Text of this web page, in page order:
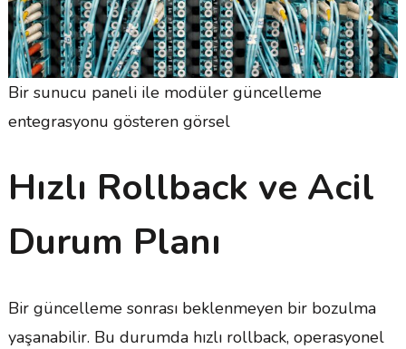
Bir sunucu paneli ile modüler güncelleme
entegrasyonu gösteren görsel
Hızlı Rollback ve Acil
Durum Planı
Bir güncelleme sonrası beklenmeyen bir bozulma
yaşanabilir. Bu durumda hızlı rollback, operasyonel